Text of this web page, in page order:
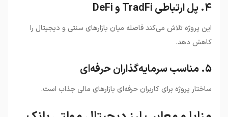
۴. پل ارتباطی TradFi و DeFi
این پروژه تلاش می‌کند فاصله میان بازارهای سنتی و دیجیتال را
کاهش دهد.
۵. مناسب سرمایه‌گذاران حرفه‌ای
ساختار پروژه برای کاربران حرفه‌ای بازارهای مالی جذاب است.